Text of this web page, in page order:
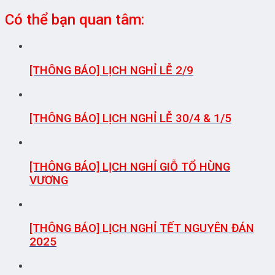
Có thể bạn quan tâm:
[THÔNG BÁO] LỊCH NGHỈ LỄ 2/9
[THÔNG BÁO] LỊCH NGHỈ LỄ 30/4 & 1/5
[THÔNG BÁO] LỊCH NGHỈ GIỖ TỔ HÙNG
VƯƠNG
[THÔNG BÁO] LỊCH NGHỈ TẾT NGUYÊN ĐÁN
2025